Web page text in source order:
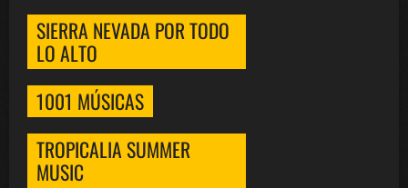
SIERRA NEVADA POR TODO
LO ALTO
1001 MÚSICAS
TROPICALIA SUMMER
MUSIC